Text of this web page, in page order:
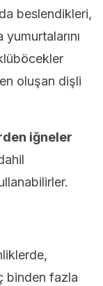
beslendikleri,
oluşan dişli
iğneler
binden fazla